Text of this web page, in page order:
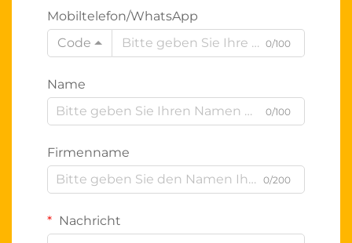
Mobiltelefon/WhatsApp
Code
0/100
Name
0/100
Firmenname
0/200
Nachricht